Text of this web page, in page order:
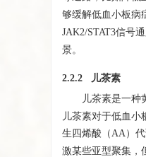
够缓解低血小板病
JAK2/STAT3信号
景。
2.2.2 儿茶素
儿茶素是一种
儿茶素对于低血小
生四烯酸（AA）
激某些亚型聚集，